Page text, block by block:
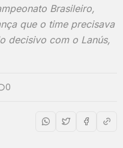
Brasileiro,
que o time precisava
decisivo com o Lanús,
0